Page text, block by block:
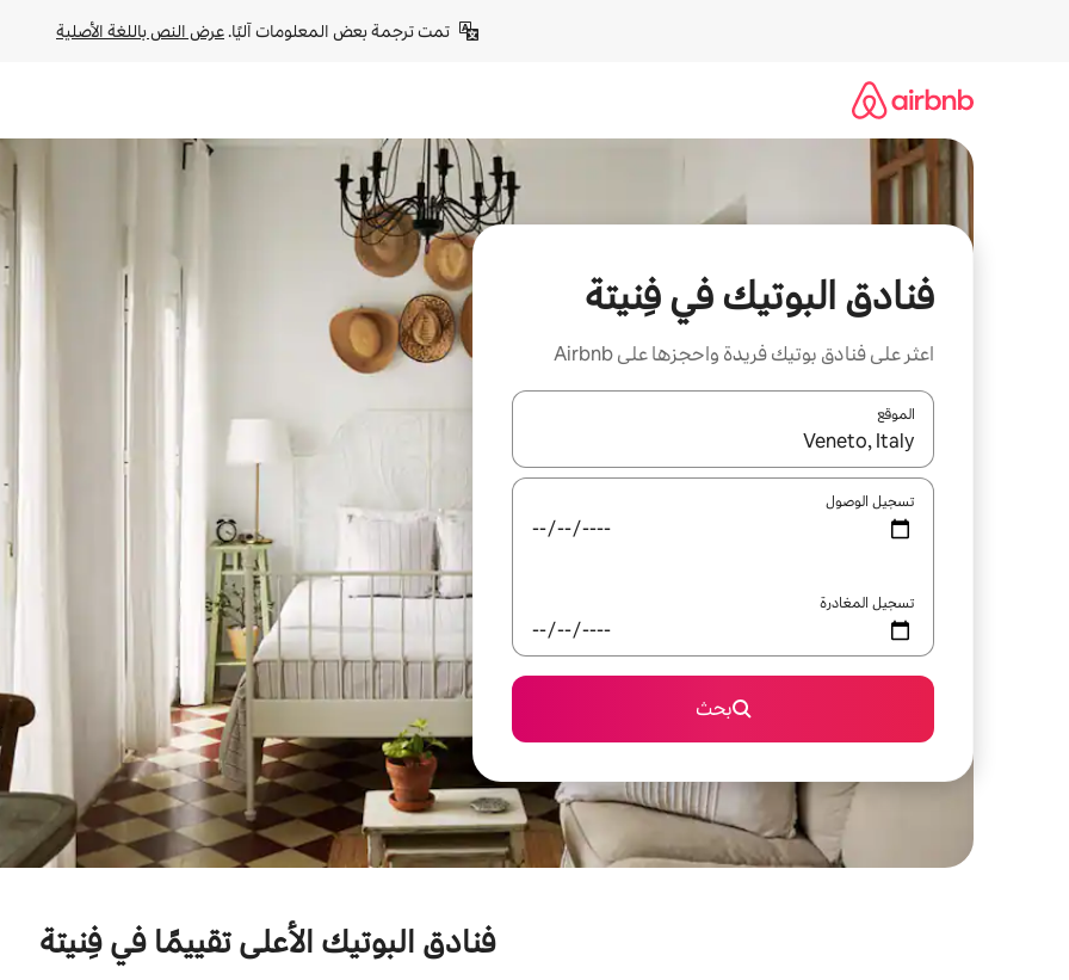
تمت ترجمة بعض المعلومات آليًا. عرض النص باللغة الأصلية
فنادق البوتيك في فِنيتة
اعثر على فنادق بوتيك فريدة واحجزها على Airbnb
الموقع
عند توفر النتائج، انتقل باستخدام السهمين لأعلى ولأسفل أو استكشف عن طريق اللمس أو السحب.
تسجيل الوصول
تسجيل المغادرة
بحث
فنادق البوتيك الأعلى تقييمًا في فِنيتة